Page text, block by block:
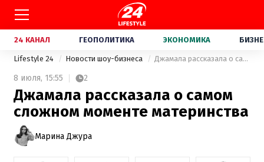
24 КАНАЛ ГЕОПОЛИТИКА ЭКОНОМИКА
Lifestyle 24 Новости шоу-бизнеса Джамала рассказала о самом сложном моменте материнства
8 июля, 15:55 2
Джамала рассказала о самом
сложном моменте материнства
Марина Джура